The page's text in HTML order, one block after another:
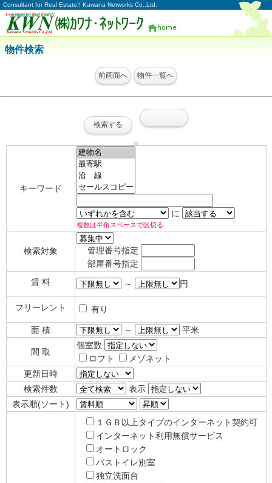
Consultant for Real Estate!! Kawana Networks Co.,Ltd.
物件検索
キーワード
に
複数は半角スペースで区切る
検索対象
管理番号指定
部屋番号指定
賃 料
～ 円
フリーレント 有り
面 積 ～ 平米
間 取
個室数
ロフト
メゾネット
更新日時
検索件数
表示
表示順(ソート)
１ＧＢ以上タイプのインターネット契約可
インターネット利用無償サービス
オートロック
バストイレ別室
独立洗面台